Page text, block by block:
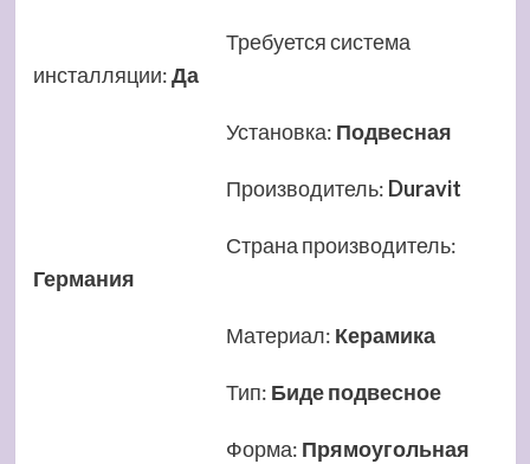
Требуется система
инсталляции:Да
Установка: Подвесная
Производитель: Duravit
Страна производитель:
Германия
Материал: Керамика
Тип: Биде подвесное
Форма: Прямоугольная